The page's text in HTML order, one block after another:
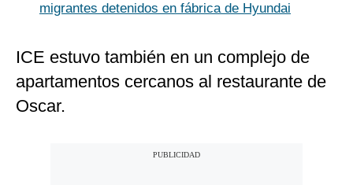
migrantes detenidos en fábrica de Hyundai
ICE estuvo también en un complejo de
apartamentos cercanos al restaurante de
Oscar.